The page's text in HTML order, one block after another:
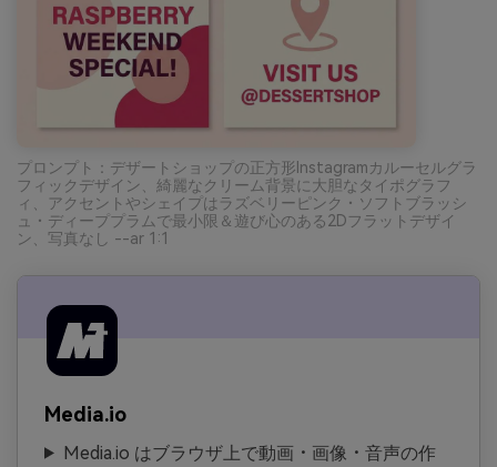
プロンプト：デザートショップの正方形Instagramカルーセルグラ
フィックデザイン、綺麗なクリーム背景に大胆なタイポグラフ
ィ、アクセントやシェイプはラズベリーピンク・ソフトブラッシ
ュ・ディーププラムで最小限＆遊び心のある2Dフラットデザイ
ン、写真なし --ar 1:1
Media.io
Media.io はブラウザ上で動画・画像・音声の作